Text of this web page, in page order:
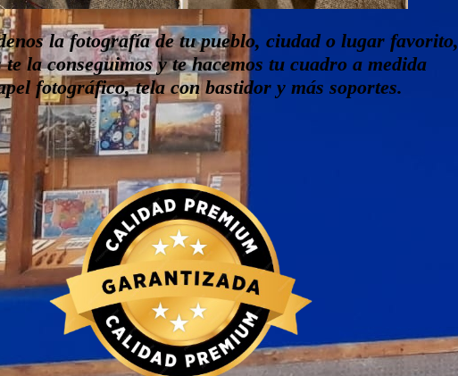
la fotografía de tu pueblo, ciudad o lugar favorito,
te la conseguimos y te hacemos tu cuadro a medida
fotográfico, tela con bastidor y más soportes.